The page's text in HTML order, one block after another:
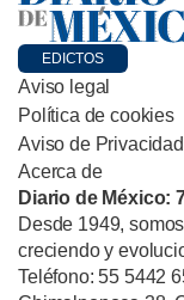
EDICTOS
Aviso legal
Política de cookies
Aviso de Privacidad
Acerca de
Diario de México:
Desde 1949,
creciendo y
Teléfono: 55 5442